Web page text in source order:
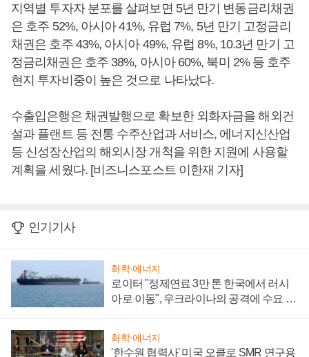
지역별 투자자 분포를 살펴보면 5년 만기 변동금리채권
은 호주 52%, 아시아 41%, 유럽 7%, 5년 만기 고정금리
채권은 호주 43%, 아시아 49%, 유럽 8%, 10.3년 만기 고
정금리채권은 호주 38%, 아시아 60%, 북미 2% 등 호주
현지 투자비중이 높은 것으로 나타났다.
수출입은행은 채권발행으로 확보한 외화자금을 해외건
설과 플랜트 등 전통 수주산업과 서비스, 에너지신산업
등 신성장산업의 해외시장 개척을 위한 지원에 사용할
계획을 세웠다. [비즈니스포스트 이한재 기자]
인기기사
화학·에너지
로이터 "정제연료 3만 톤 한국에서 러시
아로 이동", 우크라이나의 공격에 수요 늘
화학·에너지
'한수원 협력사' 미국 오클로 SMR 연구용